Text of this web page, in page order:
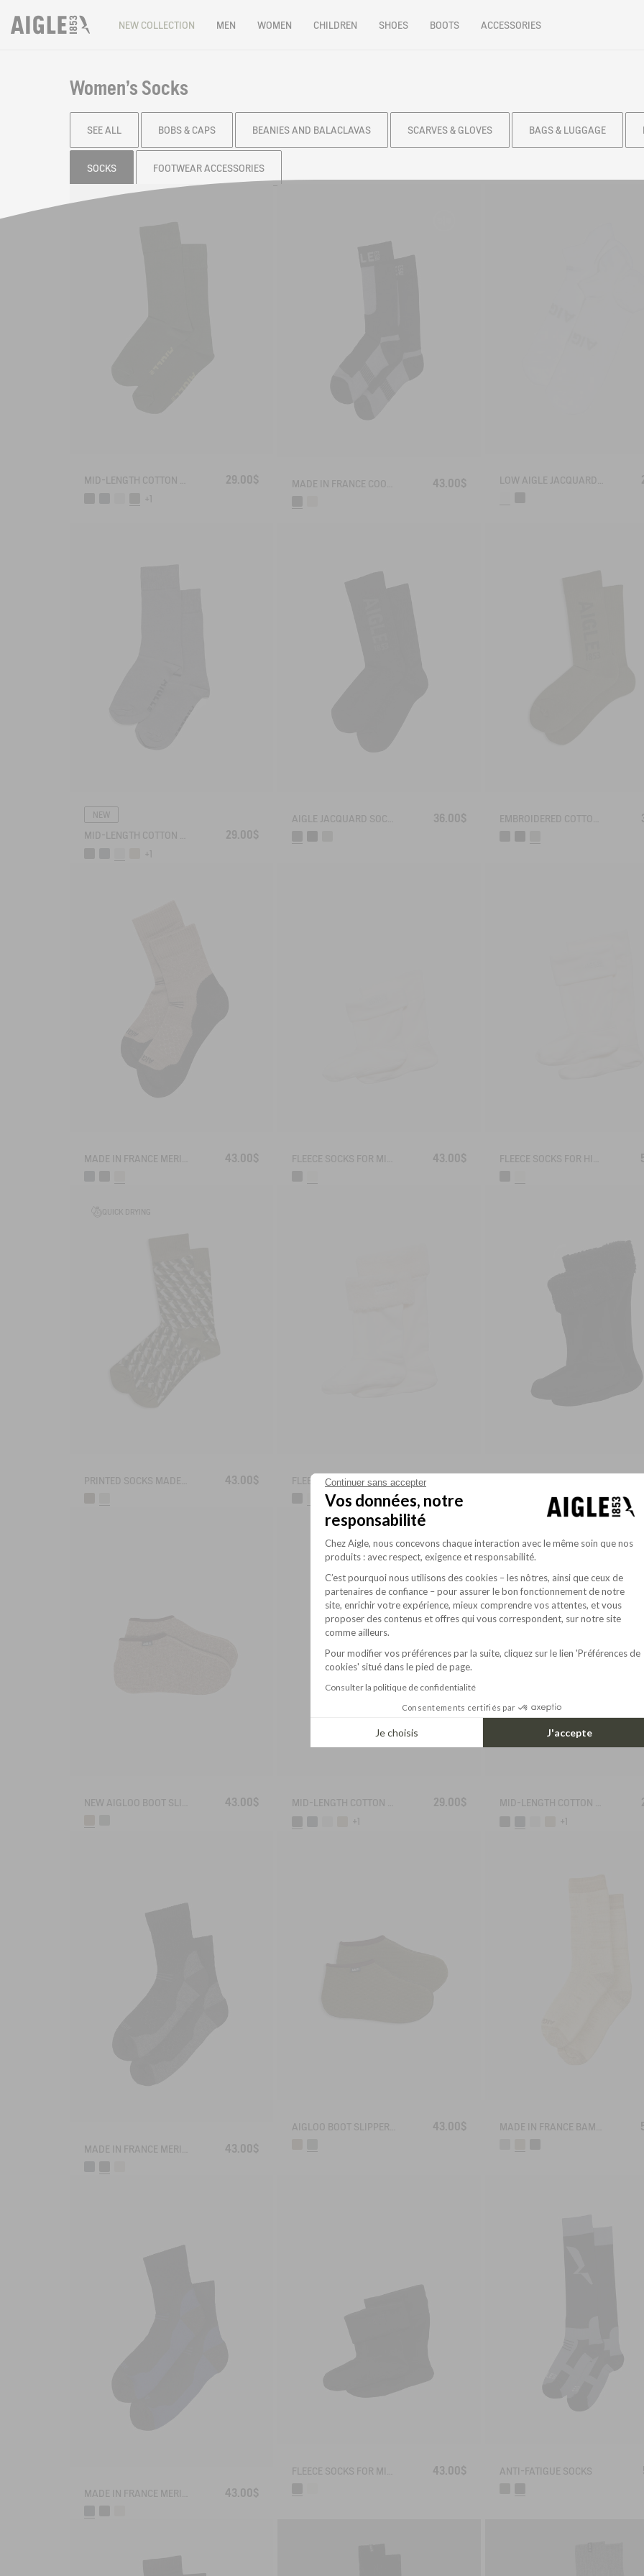
NEW COLLECTION MEN WOMEN CHILDREN SHOES BOOTS ACCESSORIES
Women's Socks
SEE ALL BOBS & CAPS BEANIES AND BALACLAVAS SCARVES & GLOVES BAGS & LUGGAGE
SOCKS FOOTWEAR ACCESSORIES
Filter & sort
29.00$
+1
43.00$
NEW
29.00$
+1
36.00$
MADE IN FRANCE MERINOS WOOL SOCKS 43.00$ FLEECE SOCKS FOR MID-CALF BOOTS 43.00$ FLEECE SOCKS FOR HIGH-CUFF BOOTS
QUICK DRYING
PRINTED SOCKS MADE IN FRANCE 43.00$ FLEECE SOCKS WITH SHERPA FOR HIGH-CUFF BOOTS
NEW AIGLOO BOOT SLIPPERS 43.00$ MID-LENGTH COTTON SOCKS MADE IN FRANCE 29.00$
+1
MID-LENGTH COTTON SOCKS MADE IN FRANCE
+1
MADE IN FRANCE MERINOS WOOL SOCKS 43.00$
43.00$
43.00$
43.00$ ANTI-FATIGUE SOCKS
Continuer sans accepter
Vos données, notre
responsabilité
Plateforme de Gestion du Consentement :
Chez Aigle, nous concevons chaque interaction avec le même soin que nos
produits : avec respect, exigence et responsabilité.
C’est pourquoi nous utilisons des cookies – les nôtres, ainsi que ceux de
partenaires de confiance – pour assurer le bon fonctionnement de notre
site, enrichir votre expérience, mieux comprendre vos attentes, et vous
proposer des contenus et offres qui vous correspondent, sur notre site
comme ailleurs.
Pour modifier vos préférences par la suite, cliquez sur le lien 'Préférences de
cookies' situé dans le pied de page.
Consulter la politique de confidentialité
Consentements certifiés par
Je choisis J'accepte
Axeptio consent